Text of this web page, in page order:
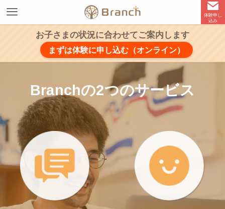
体験申し
込み
お子さまの状況に合わせてご案内します
まずは体験に申し込む（オンライン）
Branchの2つのサービス